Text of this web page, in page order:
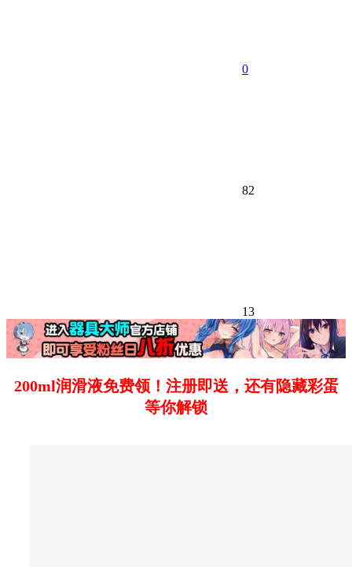
0
82
13
200ml润滑液免费领！注册即送，还有隐藏彩蛋
等你解锁